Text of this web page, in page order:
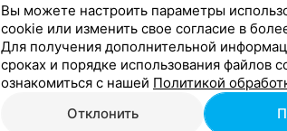
Вы можете настроить параметры
cookie или изменить свое согласие в
Для получения дополнительной
сроках и порядке использования файлов
ознакомиться с нашей Политикой
Отклонить